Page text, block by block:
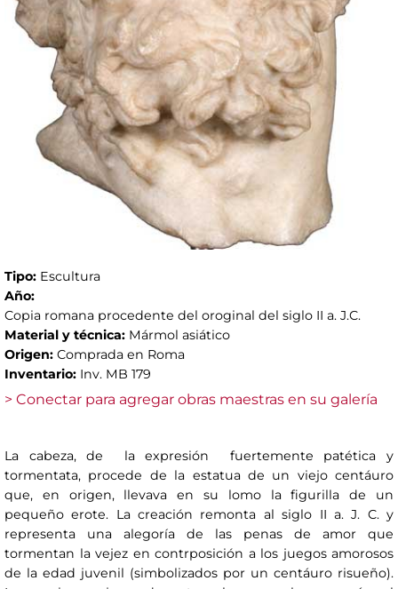
Tipo: Escultura
Año:
Copia romana procedente del oroginal del siglo II a. J.C.
Material y técnica: Mármol asiático
Origen: Comprada en Roma
Inventario: Inv. MB 179
> Conectar para agregar obras maestras en su galería
La cabeza, de la expresión fuertemente patética y
tormentata, procede de la estatua de un viejo centáuro
que, en origen, llevava en su lomo la figurilla de un
pequeño erote. La creación remonta al siglo II a. J. C. y
representa una alegoría de las penas de amor que
tormentan la vejez en contrposición a los juegos amorosos
de la edad juvenil (simbolizados por un centáuro risueño).